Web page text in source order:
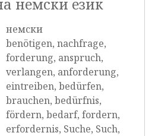
немски език
немски
benötigen, nachfrage,
forderung, anspruch,
verlangen, anforderung,
eintreiben, bedürfen,
brauchen, bedürfnis,
fördern, bedarf, fordern,
erfordernis, Suche, Such,